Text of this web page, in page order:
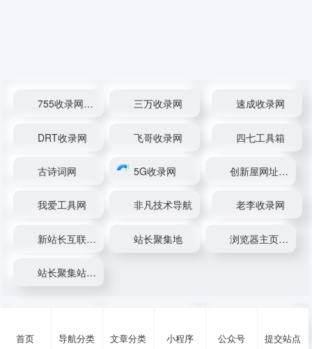
755收录网_分... 三万收录网 速成收录网
DRT收录网 飞哥收录网 四七工具箱
古诗词网 5G收录网 创新屋网址百...
我爱工具网 非凡技术导航 老李收录网
新站长互联网... 站长聚集地 浏览器主页 -...
站长聚集站_技...
首页 导航分类 文章分类 小程序 公众号 提交站点